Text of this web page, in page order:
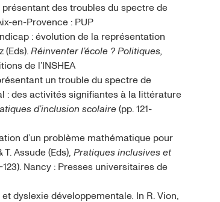
des troubles du spectre de
en-Provence : PUP
: évolution de la représentation
(Eds). Réinventer l’école ? Politiques,
de l’INSHEA
un trouble du spectre de
: des activités signifiantes à la littérature
d’inclusion scolaire (pp. 121-
d’un problème mathématique pour
Assude (Eds), Pratiques inclusives et
123). Nancy : Presses universitaires de
et dyslexie développementale. In R. Vion,